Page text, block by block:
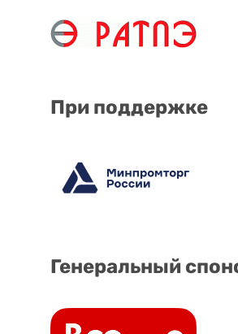
При поддержке
Генеральный